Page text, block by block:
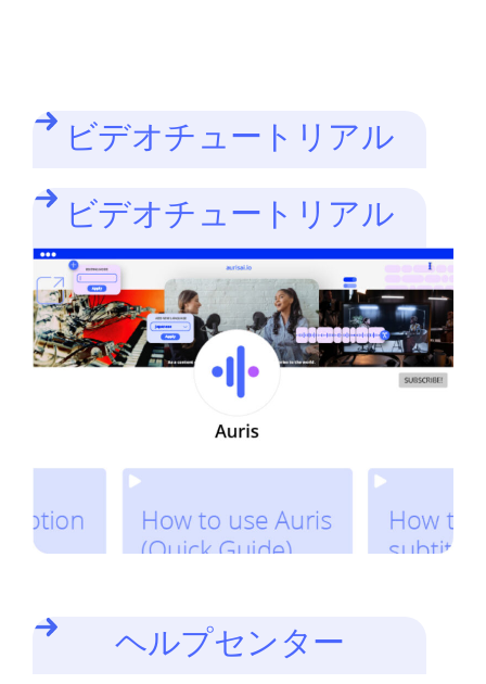
ビデオチュートリアル
ビデオチュートリアル
ヘルプセンター